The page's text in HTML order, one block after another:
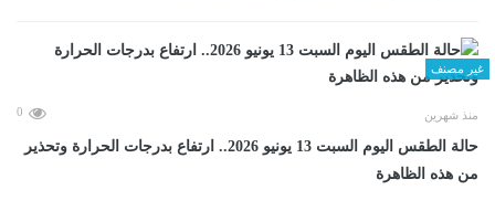
غير مصنف
منذ شهرين 0
حالة الطقس اليوم السبت 13 يونيو 2026.. ارتفاع بدرجات الحرارة وتحذير
من هذه الظاهرة